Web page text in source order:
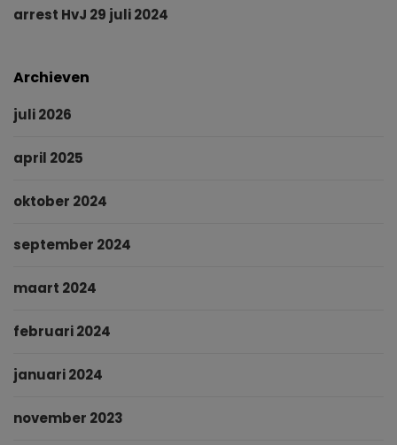
arrest HvJ 29 juli 2024
Archieven
juli 2026
april 2025
oktober 2024
september 2024
maart 2024
februari 2024
januari 2024
november 2023